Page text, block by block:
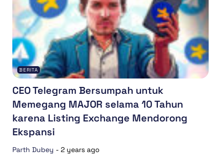
BERITA
CEO Telegram Bersumpah untuk
Memegang MAJOR selama 10 Tahun
karena Listing Exchange Mendorong
Ekspansi
Parth Dubey - 2 years ago